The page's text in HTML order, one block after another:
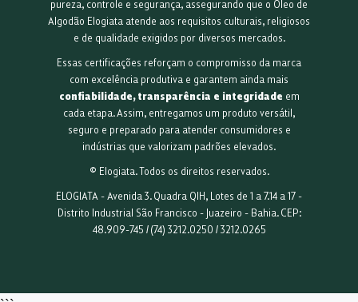
pureza, controle e segurança, assegurando que o Óleo de
Algodão Elogiata atende aos requisitos culturais, religiosos
e de qualidade exigidos por diversos mercados.
Essas certificações reforçam o compromisso da marca
com excelência produtiva e garantem ainda mais
confiabilidade, transparência e integridade em
cada etapa. Assim, entregamos um produto versátil,
seguro e preparado para atender consumidores e
indústrias que valorizam padrões elevados.
© Elogiata. Todos os direitos reservados.
ELOGIATA - Avenida 3. Quadra QIH, Lotes de 1 a 7.14 a 17 -
Distrito Industrial São Francisco - Juazeiro - Bahia. CEP:
48.909-745 / (74) 3212.0250 / 3212.0265